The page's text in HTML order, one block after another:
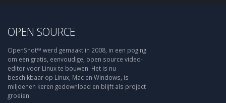
OPEN SOURCE
OpenShot™ werd gemaakt in 2008, in een poging
om een gratis, eenvoudige, open source video-
editor voor Linux te bouwen. Het is nu
beschikbaar op Linux, Mac en Windows, is
miljoenen keren gedownload en blijft als project
groeien!